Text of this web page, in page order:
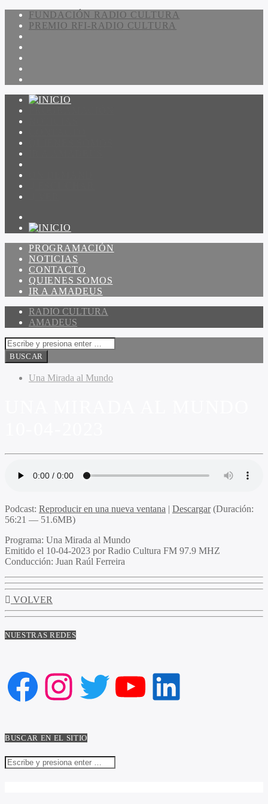
FUNDACIÓN RADIO CULTURA
PREMIO RFI-RADIO CULTURA
PROGRAMACIÓN
NOTICIAS
CONTACTO
QUIENES SOMOS
IR A AMADEUS
RADIO CULTURA
AMADEUS
Una Mirada al Mundo
Podcast: Reproducir en una nueva ventana | Descargar(Duración:
56:21 — 51.6MB)
Programa: Una Mirada al Mundo
Emitido el 10-04-2023 por Radio Cultura FM 97.9 MHZ
Conducción: Juan Raúl Ferreira
VOLVER
NUESTRAS REDES
Facebook
Instagram
Twitter
YouTube
LinkedIn
BUSCAR EN EL SITIO